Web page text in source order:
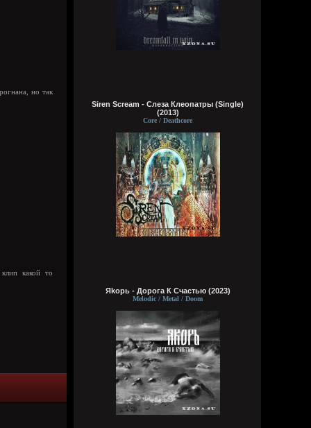
но так
какой то
typical crabs
пересматриваю баттлы. ведь
Вчера в 16:16:37
Wirtuozik
Вчера в 16:15:56
даже, ей все время 60
Кукуня
Вчера в 16:15:29
Wirtuozik
Siren Scream - Слеза Клеопатры (Single)
(2013)
Core / Deathcore
Яkорь - Дорога К Счастью (2023)
Melodic / Metal / Doom